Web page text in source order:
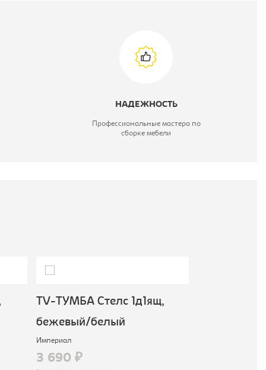
НАДЕЖНОСТЬ
Профессиональные мастера по
сборке мебели
TV-ТУМБА Стелс 1д1ящ,
бежевый/белый
Империал
3 690 ₽